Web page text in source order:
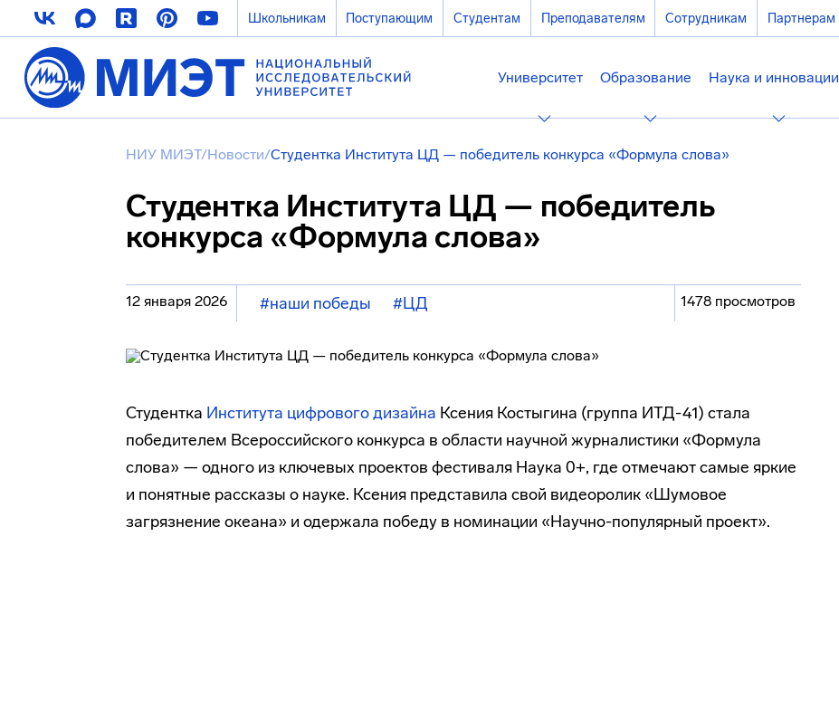
Школьникам Поступающим Студентам Преподавателям Сотрудникам Партнерам
Университет Образование Наука и инновации
НИУ МИЭТ/Новости/Студентка Института ЦД — победитель конкурса «Формула слова»
Студентка Института ЦД — победитель
конкурса «Формула слова»
12 января 2026 #наши победы #ЦД 1478 просмотров
Студентка Института цифрового дизайна Ксения Костыгина (группа ИТД-41) стала
победителем Всероссийского конкурса в области научной журналистики «Формула
слова» — одного из ключевых проектов фестиваля Наука 0+, где отмечают самые яркие
и понятные рассказы о науке. Ксения представила свой видеоролик «Шумовое
загрязнение океана» и одержала победу в номинации «Научно-популярный проект».